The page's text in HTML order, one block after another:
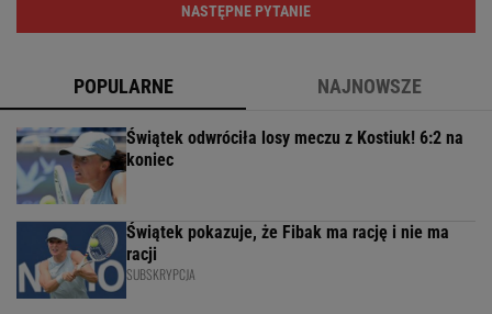
NASTĘPNE PYTANIE
POPULARNE NAJNOWSZE
Świątek odwróciła losy meczu z Kostiuk! 6:2 na
koniec
Świątek pokazuje, że Fibak ma rację i nie ma
racji
SUBSKRYPCJA